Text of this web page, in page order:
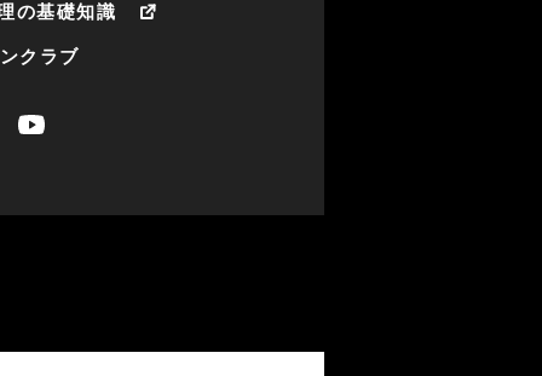
の基礎知識
クラブ